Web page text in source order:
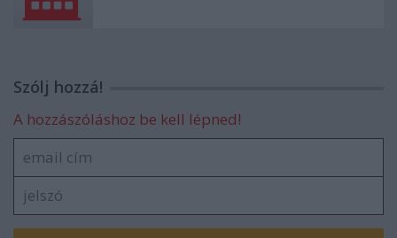
Szólj hozzá!
A hozzászóláshoz be kell lépned!